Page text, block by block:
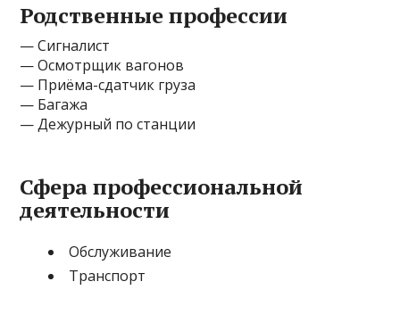
Родственные профессии
— Сигналист
— Осмотрщик вагонов
— Приёма-сдатчик груза
— Багажа
— Дежурный по станции
Сфера профессиональной
деятельности
Обслуживание
Транспорт